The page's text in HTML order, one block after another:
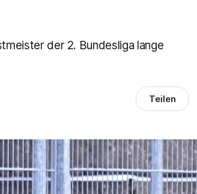
der 2. Bundesliga lange
Teilen